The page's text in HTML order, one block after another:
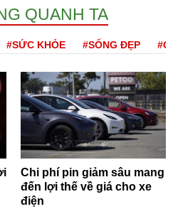
QUANH TA
#SỨC KHỎE #SỐNG ĐẸP
Chi phí pin giảm sâu mang
đến lợi thế về giá cho xe
điện